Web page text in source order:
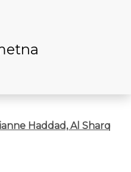
Haddad, Al Sharq